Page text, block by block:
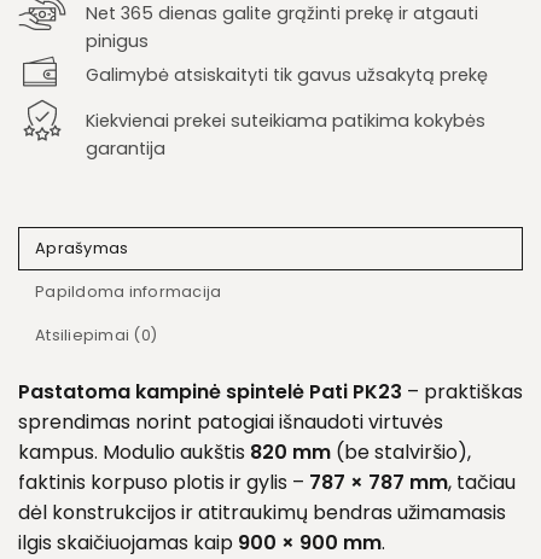
Net 365 dienas galite grąžinti prekę ir atgauti
pinigus
Galimybė atsiskaityti tik gavus užsakytą prekę
Kiekvienai prekei suteikiama patikima kokybės
garantija
Aprašymas
Papildoma informacija
Atsiliepimai (0)
Pastatoma kampinė spintelė Pati PK23 – praktiškas
sprendimas norint patogiai išnaudoti virtuvės
kampus. Modulio aukštis 820 mm (be stalviršio),
faktinis korpuso plotis ir gylis – 787 × 787 mm, tačiau
dėl konstrukcijos ir atitraukimų bendras užimamasis
ilgis skaičiuojamas kaip 900 × 900 mm.